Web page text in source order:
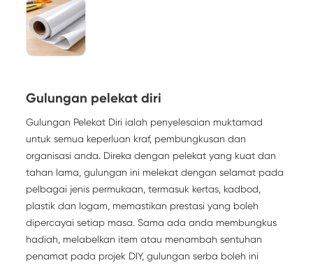
Gulungan pelekat diri
Gulungan Pelekat Diri ialah penyelesaian muktamad
untuk semua keperluan kraf, pembungkusan dan
organisasi anda. Direka dengan pelekat yang kuat dan
tahan lama, gulungan ini melekat dengan selamat pada
pelbagai jenis permukaan, termasuk kertas, kadbod,
plastik dan logam, memastikan prestasi yang boleh
dipercayai setiap masa. Sama ada anda membungkus
hadiah, melabelkan item atau menambah sentuhan
penamat pada projek DIY, gulungan serba boleh ini